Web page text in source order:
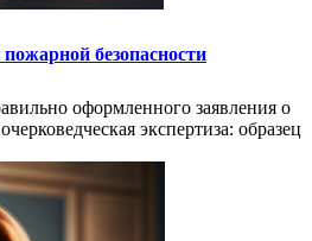
пожарной безопасности
оформленного заявления о
экспертиза: образец